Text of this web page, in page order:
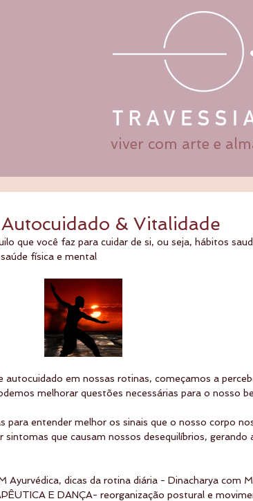
viver com arte e
& Vitalidade
que você faz para cuidar de si, ou seja, hábitos
física e mental
autocuidado em nossas rotinas, começamos a
melhorar questões necessárias para o nosso
para entender melhor os sinais que o nosso corpo
sintomas que causam nossos desequilíbrios, gerando
Ayurvédica, dicas da rotina diária - Dinacharya com
E DANÇA- reorganização postural e